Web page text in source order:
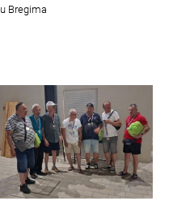
u Bregima